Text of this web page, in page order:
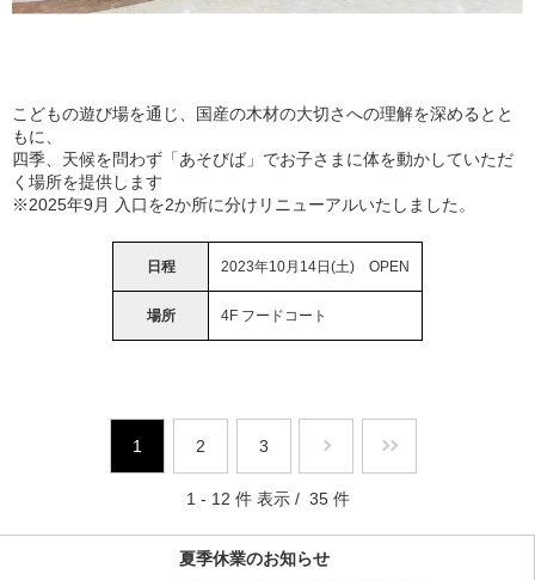
こどもの遊び場を通じ、国産の木材の大切さへの理解を深めるとと
もに、
四季、天候を問わず「あそびば」でお子さまに体を動かしていただ
く場所を提供します
※2025年9月 入口を2か所に分けリニューアルいたしました。
日程 2023年10月14日(土) OPEN
場所 4F フードコート
1 2 3
1 - 12 件 表示 / 35 件
夏季休業のお知らせ